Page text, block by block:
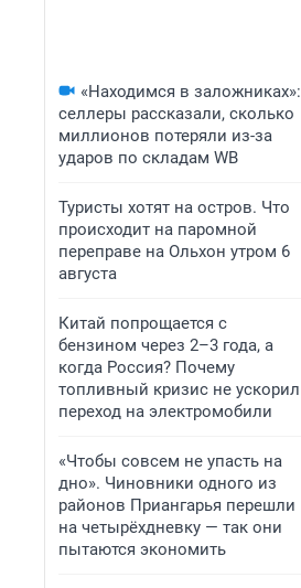
«Находимся в заложниках»:
селлеры рассказали, сколько
миллионов потеряли из-за
ударов по складам WB
Туристы хотят на остров. Что
происходит на паромной
переправе на Ольхон утром 6
августа
Китай попрощается с
бензином через 2–3 года, а
когда Россия? Почему
топливный кризис не ускорил
переход на электромобили
«Чтобы совсем не упасть на
дно». Чиновники одного из
районов Приангарья перешли
на четырёхдневку — так они
пытаются экономить